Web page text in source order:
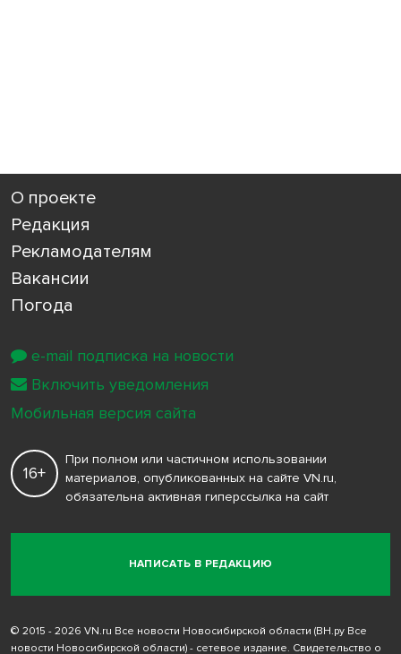
О проекте
Редакция
Рекламодателям
Вакансии
Погода
НАПИСАТЬ В РЕДАКЦИЮ
16+
При полном или частичном использовании
материалов, опубликованных на сайте VN.ru,
обязательна активная гиперссылка на сайт
© 2015 - 2026 VN.ru Все новости Новосибирской области (ВН.ру Все
новости Новосибирской области) - сетевое издание. Свидетельство о
e-mail подписка на новости
Включить уведомления
Мобильная версия сайта